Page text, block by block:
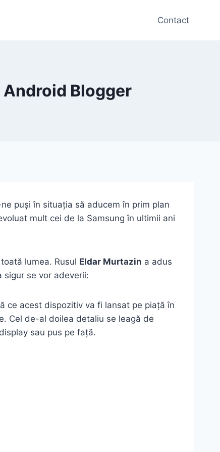
Contact
Android Blogger
puși în situația să aducem în prim plan
mult cei de la Samsung în ultimii ani
lumea. Rusul Eldar Murtazin a adus
se vor adeverii:
ce acest dispozitiv va fi lansat pe piață în
Cel de-al doilea detaliu se leagă de
sau pus pe față.